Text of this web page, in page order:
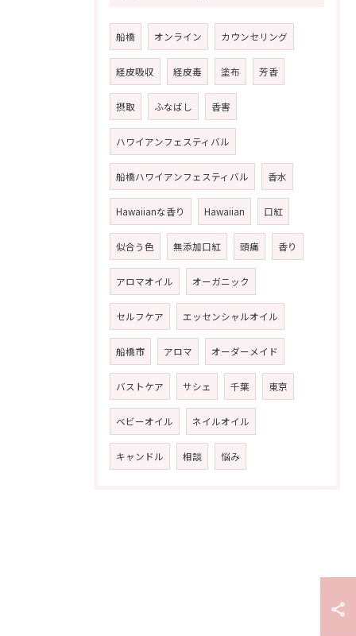
船橋 オンライン カウンセリング
経皮吸収 経皮毒 塗布 芳香
摂取 ふなばし 香害
ハワイアンフェスティバル
船橋ハワイアンフェスティバル 香水
Hawaiianな香り Hawaiian 口紅
似合う色 無添加口紅 頭痛 香り
アロマオイル オーガニック
セルフケア エッセンシャルオイル
船橋市 アロマ オーダーメイド
バストケア サシェ 千葉 東京
ベビーオイル ネイルオイル
キャンドル 相談 悩み